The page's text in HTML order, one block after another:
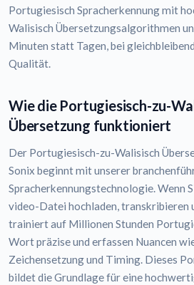
Portugiesisch Spracherkennung mit
Walisisch Übersetzungsalgorithmen
Minuten statt Tagen, bei
Qualität.
Wie die Portugiesisch-zu-
Übersetzung funktioniert
Der Portugiesisch-zu-Walisisch
Sonix beginnt mit unserer
Spracherkennungstechnologie. Wenn
video-Datei hochladen, transkribieren
trainiert auf Millionen Stunden
Wort präzise und erfassen Nuancen
Zeichensetzung und Timing. Dieses
bildet die Grundlage für eine